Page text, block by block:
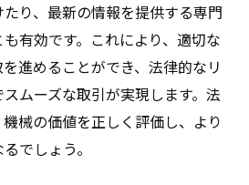
渉がもたらす効果
る損失を防ぐ方法
のための交渉術をマスターし
すべき重要情報
り、最新の情報を提供する専門
有効です。これにより、適切な
進めることができ、法律的なリ
ムーズな取引が実現します。法
械の価値を正しく評価し、より
でしょう。